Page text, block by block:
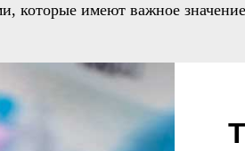
которые имеют важное